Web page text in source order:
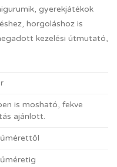
gyerekjátékok
horgoláshoz is
kezelési útmutató,
is mosható, fekve
ajánlott.